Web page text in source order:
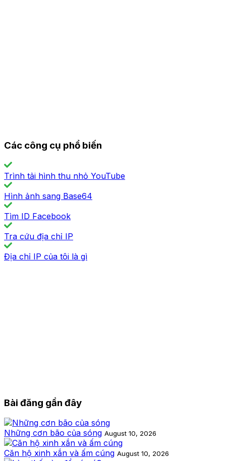
Các công cụ phổ biến
Trình tải hình thu nhỏ YouTube
Hình ảnh sang Base64
Tìm ID Facebook
Tra cứu địa chỉ IP
Địa chỉ IP của tôi là gì
Bài đăng gần đây
Những cơn bão của sóng August 10, 2026
Căn hộ xinh xắn và ấm cúng August 10, 2026